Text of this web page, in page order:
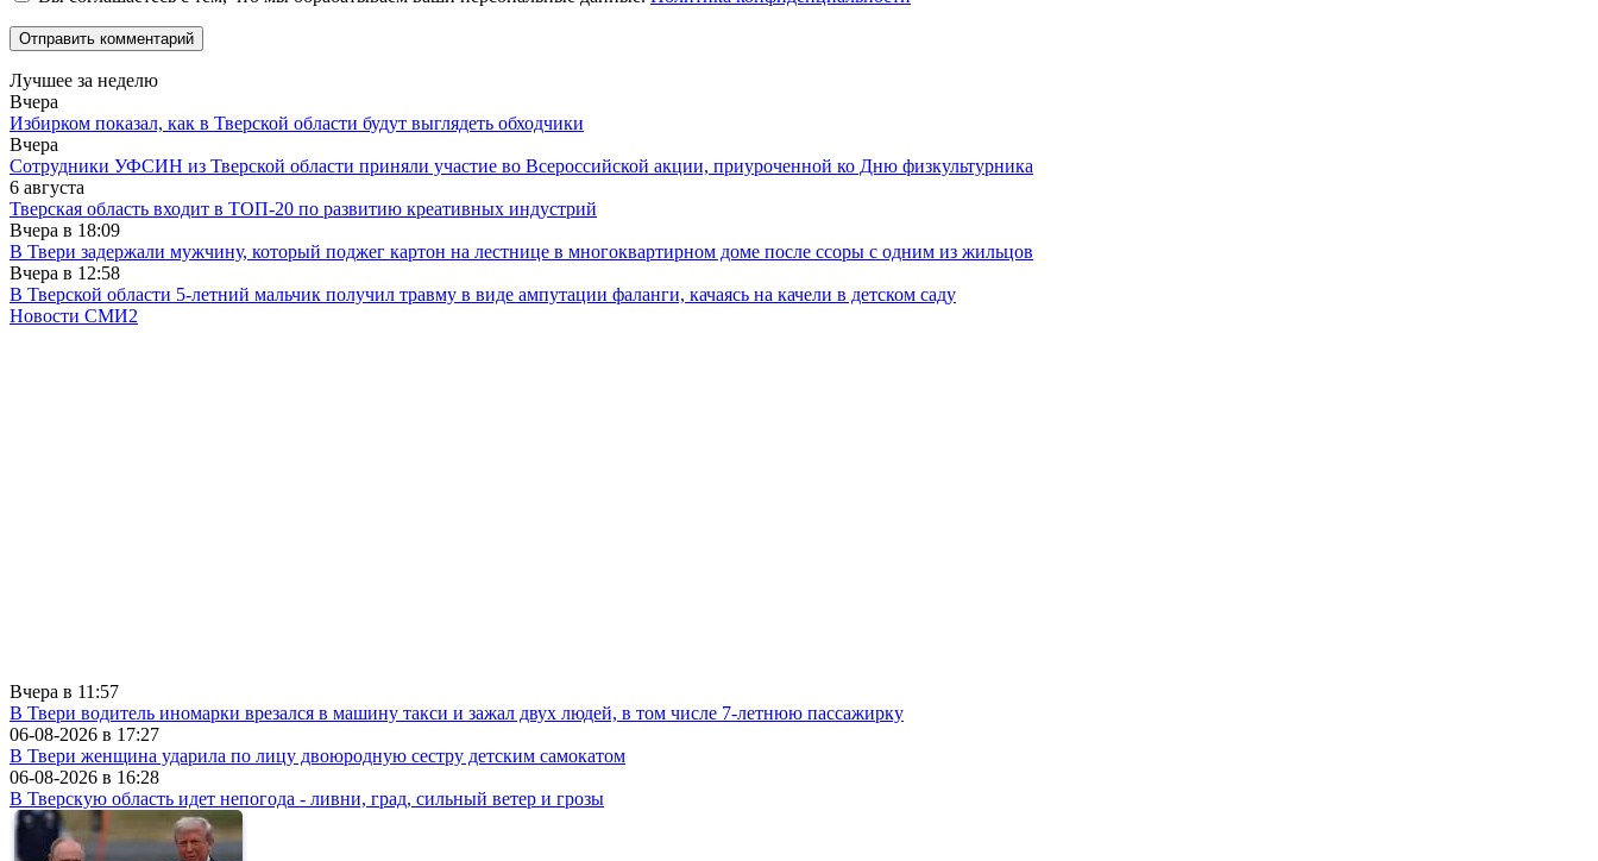
Лучшее за неделю
Вчера
Избирком показал, как в Тверской области будут выглядеть обходчики
Вчера
Сотрудники УФСИН из Тверской области приняли участие во Всероссийской акции, приуроченной ко Дню физкультурника
6 августа
Тверская область входит в ТОП-20 по развитию креативных индустрий
Вчера в 18:09
В Твери задержали мужчину, который поджег картон на лестнице в многоквартирном доме после ссоры с одним из жильцов
Вчера в 12:58
В Тверской области 5-летний мальчик получил травму в виде ампутации фаланги, качаясь на качели в детском саду
Новости СМИ2
Вчера в 11:57
В Твери водитель иномарки врезался в машину такси и зажал двух людей, в том числе 7-летнюю пассажирку
06-08-2026 в 17:27
В Твери женщина ударила по лицу двоюродную сестру детским самокатом
06-08-2026 в 16:28
В Тверскую область идет непогода - ливни, град, сильный ветер и грозы